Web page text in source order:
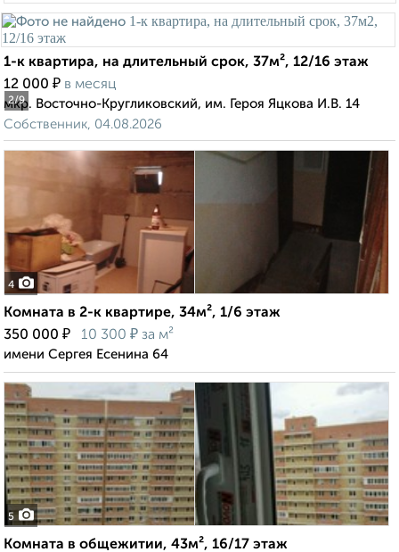
2/9
1-к квартира, на длительный срок, 37м², 12/16 этаж
12 000 ₽ в месяц
мкр. Восточно-Кругликовский, им. Героя Яцкова И.В. 14
Собственник, 04.08.2026
4
Комната в 2-к квартире, 34м², 1/6 этаж
350 000 ₽ 10 300 ₽ за м²
имени Сергея Есенина 64
5
Комната в общежитии, 43м², 16/17 этаж